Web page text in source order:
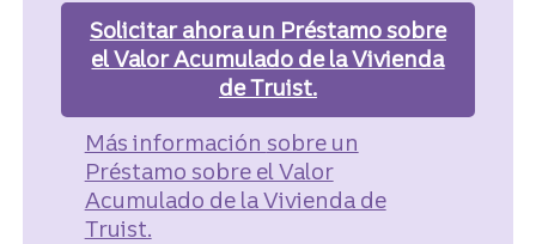
Solicitar ahoraun Préstamo sobre
el Valor Acumulado de la Vivienda
de Truist.
Más información sobre un
Préstamo sobre el Valor
Acumulado de la Vivienda de
Truist.